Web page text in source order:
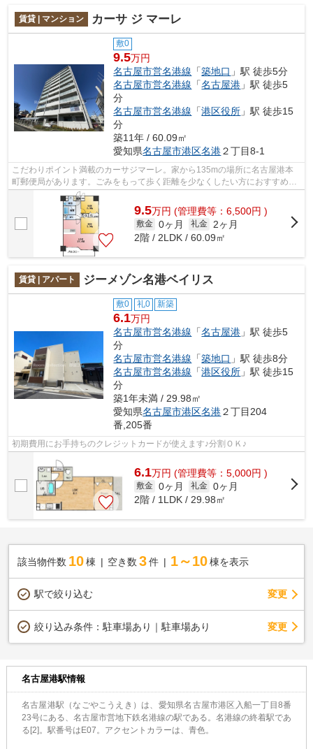
賃貸 | マンション カーサ ジ マーレ
敷0
9.5万円
名古屋市営名港線 「築地口 」駅 徒歩5分
名古屋市営名港線 「名古屋港 」駅 徒歩5
分
名古屋市営名港線 「港区役所 」駅 徒歩15
分
築11年 / 60.09㎡
愛知県名古屋市港区名港２丁目8-1
こだわりポイント満載のカーサジマーレ。家から135mの場所に名古屋港本
町郵便局があります。ごみをもって歩く距離を少なくしたい方におすすめし
たい敷地内ごみ置き場です。入居の当日...
9.5万円 (管理費等：6,500円 )
敷金 0ヶ月 礼金
2ヶ月
2階 / 2LDK / 60.09㎡
賃貸 | アパート ジーメゾン名港ベイリス
敷0 礼0 新築
6.1万円
名古屋市営名港線 「名古屋港 」駅 徒歩5
分
名古屋市営名港線 「築地口 」駅 徒歩8分
名古屋市営名港線 「港区役所 」駅 徒歩15
分
築1年未満 / 29.98㎡
愛知県名古屋市港区名港２丁目204
番,205番
初期費用にお手持ちのクレジットカードが使えます♪分割ＯＫ♪
6.1万円 (管理費等：5,000円 )
敷金 0ヶ月 礼金 0ヶ月
2階 / 1LDK / 29.98㎡
該当物件数 10棟 空き数 3 件 1～10 棟を表示
駅で絞り込む 変更
絞り込み条件：駐車場あり｜駐車場あり 変更
名古屋港駅情報
名古屋港駅（なごやこうえき）は、愛知県名古屋市港区入船一丁目8番
23号にある、名古屋市営地下鉄名港線の駅である。名港線の終着駅であ
る[2]。駅番号はE07。アクセントカラーは、青色。